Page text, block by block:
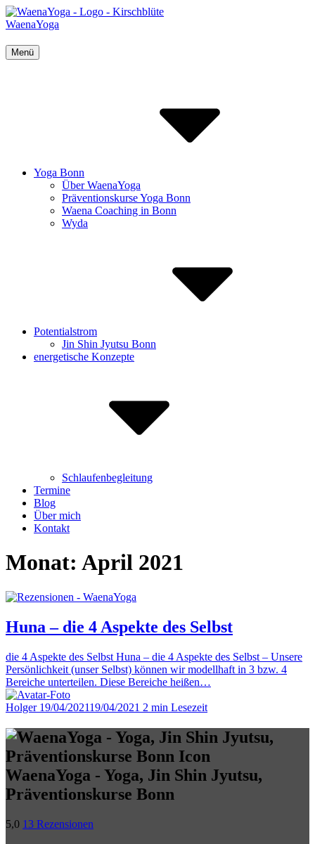
Inhalte
überspringen
WaenaYoga
Menü
Yoga Bonn
Über WaenaYoga
Präventionskurse Yoga Bonn
Waena Coaching in Bonn
Wyda
Potentialstrom
Jin Shin Jyutsu Bonn
energetische Konzepte
Schlaufenbegleitung
Termine
Blog
Über mich
Kontakt
Monat: April 2021
Huna – die 4 Aspekte des Selbst
die 4 Aspekte des Selbst Huna – die 4 Aspekte des Selbst – Unsere
Persönlichkeit (unser Selbst) können wir modellhaft in 3 bzw. 4
Bereiche unterteilen. Diese Bereiche heißen…
Holger 19/04/202119/04/2021 2 min Lesezeit
WaenaYoga - Yoga, Jin Shin Jyutsu,
Präventionskurse Bonn
5,0 13 Rezensionen